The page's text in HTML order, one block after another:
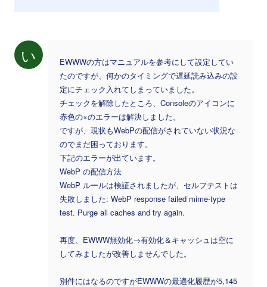
い
EWWWの方はマニュアルを参考にして設定してい
たのですが、何かのタイミングで遅延読み込みの設
定にチェック入れてしまっていました。
チェックを解除したところ、Consoleのアイコンに
赤色の×のエラーは解決しました。
ですが、現状もWebPの配信がされていない状況な
のでまだ困っております。
下記のエラーが出ています。
WebP の配信方法
WebP ルールは検証されましたが、セルフテストは
失敗しました: WebP response failed mime-type
test. Purge all caches and try again.
再度、EWWW無効化→有効化＆キャッシュは空に
してみましたが改善しませんでした。
別件にはなるのですがEWWWの最適化履歴が5,145